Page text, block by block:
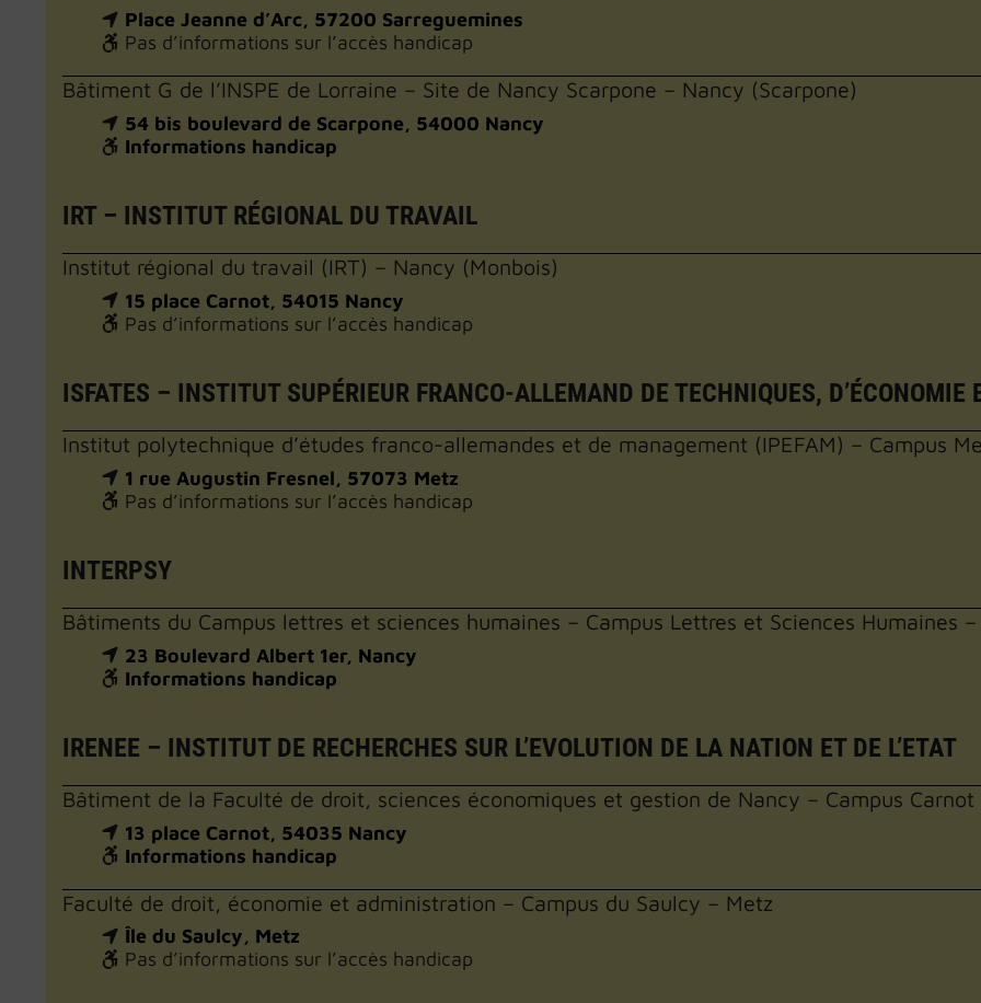
Place Jeanne d’Arc, 57200 Sarreguemines
Pas d’informations sur l’accès handicap
Bâtiment G de l’INSPE de Lorraine – Site de Nancy Scarpone – Nancy (Scarpone)
54 bis boulevard de Scarpone, 54000 Nancy
Informations handicap
IRT – INSTITUT RÉGIONAL DU TRAVAIL
Institut régional du travail (IRT) – Nancy (Monbois)
15 place Carnot, 54015 Nancy
Pas d’informations sur l’accès handicap
ISFATES – INSTITUT SUPÉRIEUR FRANCO-ALLEMAND DE TECHNIQUES, D’ÉCONOMIE
Institut polytechnique d’études franco-allemandes et de management (IPEFAM) – Campus
1 rue Augustin Fresnel, 57073 Metz
Pas d’informations sur l’accès handicap
INTERPSY
Bâtiments du Campus lettres et sciences humaines – Campus Lettres et Sciences Humaines
23 Boulevard Albert 1er, Nancy
Informations handicap
IRENEE – INSTITUT DE RECHERCHES SUR L’EVOLUTION DE LA NATION ET DE L’ETAT
Bâtiment de la Faculté de droit, sciences économiques et gestion de Nancy – Campus Carnot
13 place Carnot, 54035 Nancy
Informations handicap
Faculté de droit, économie et administration – Campus du Saulcy – Metz
Île du Saulcy, Metz
Pas d’informations sur l’accès handicap